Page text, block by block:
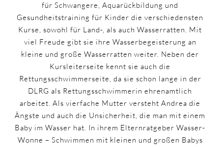
für Schwangere, Aquarückbildung und
Gesundheitstraining für Kinder die verschiedensten
Kurse, sowohl für Land-, als auch Wasserratten. Mit
viel Freude gibt sie ihre Wasserbegeisterung an
kleine und große Wasserratten weiter. Neben der
Kursleiterseite kennt sie auch die
Rettungsschwimmerseite, da sie schon lange in der
DLRG als Rettungsschwimmerin ehrenamtlich
arbeitet. Als vierfache Mutter versteht Andrea die
Ängste und auch die Unsicherheit, die man mit einem
Baby im Wasser hat. In ihrem Elternratgeber Wasser-
Wonne – Schwimmen mit kleinen und großen Babys